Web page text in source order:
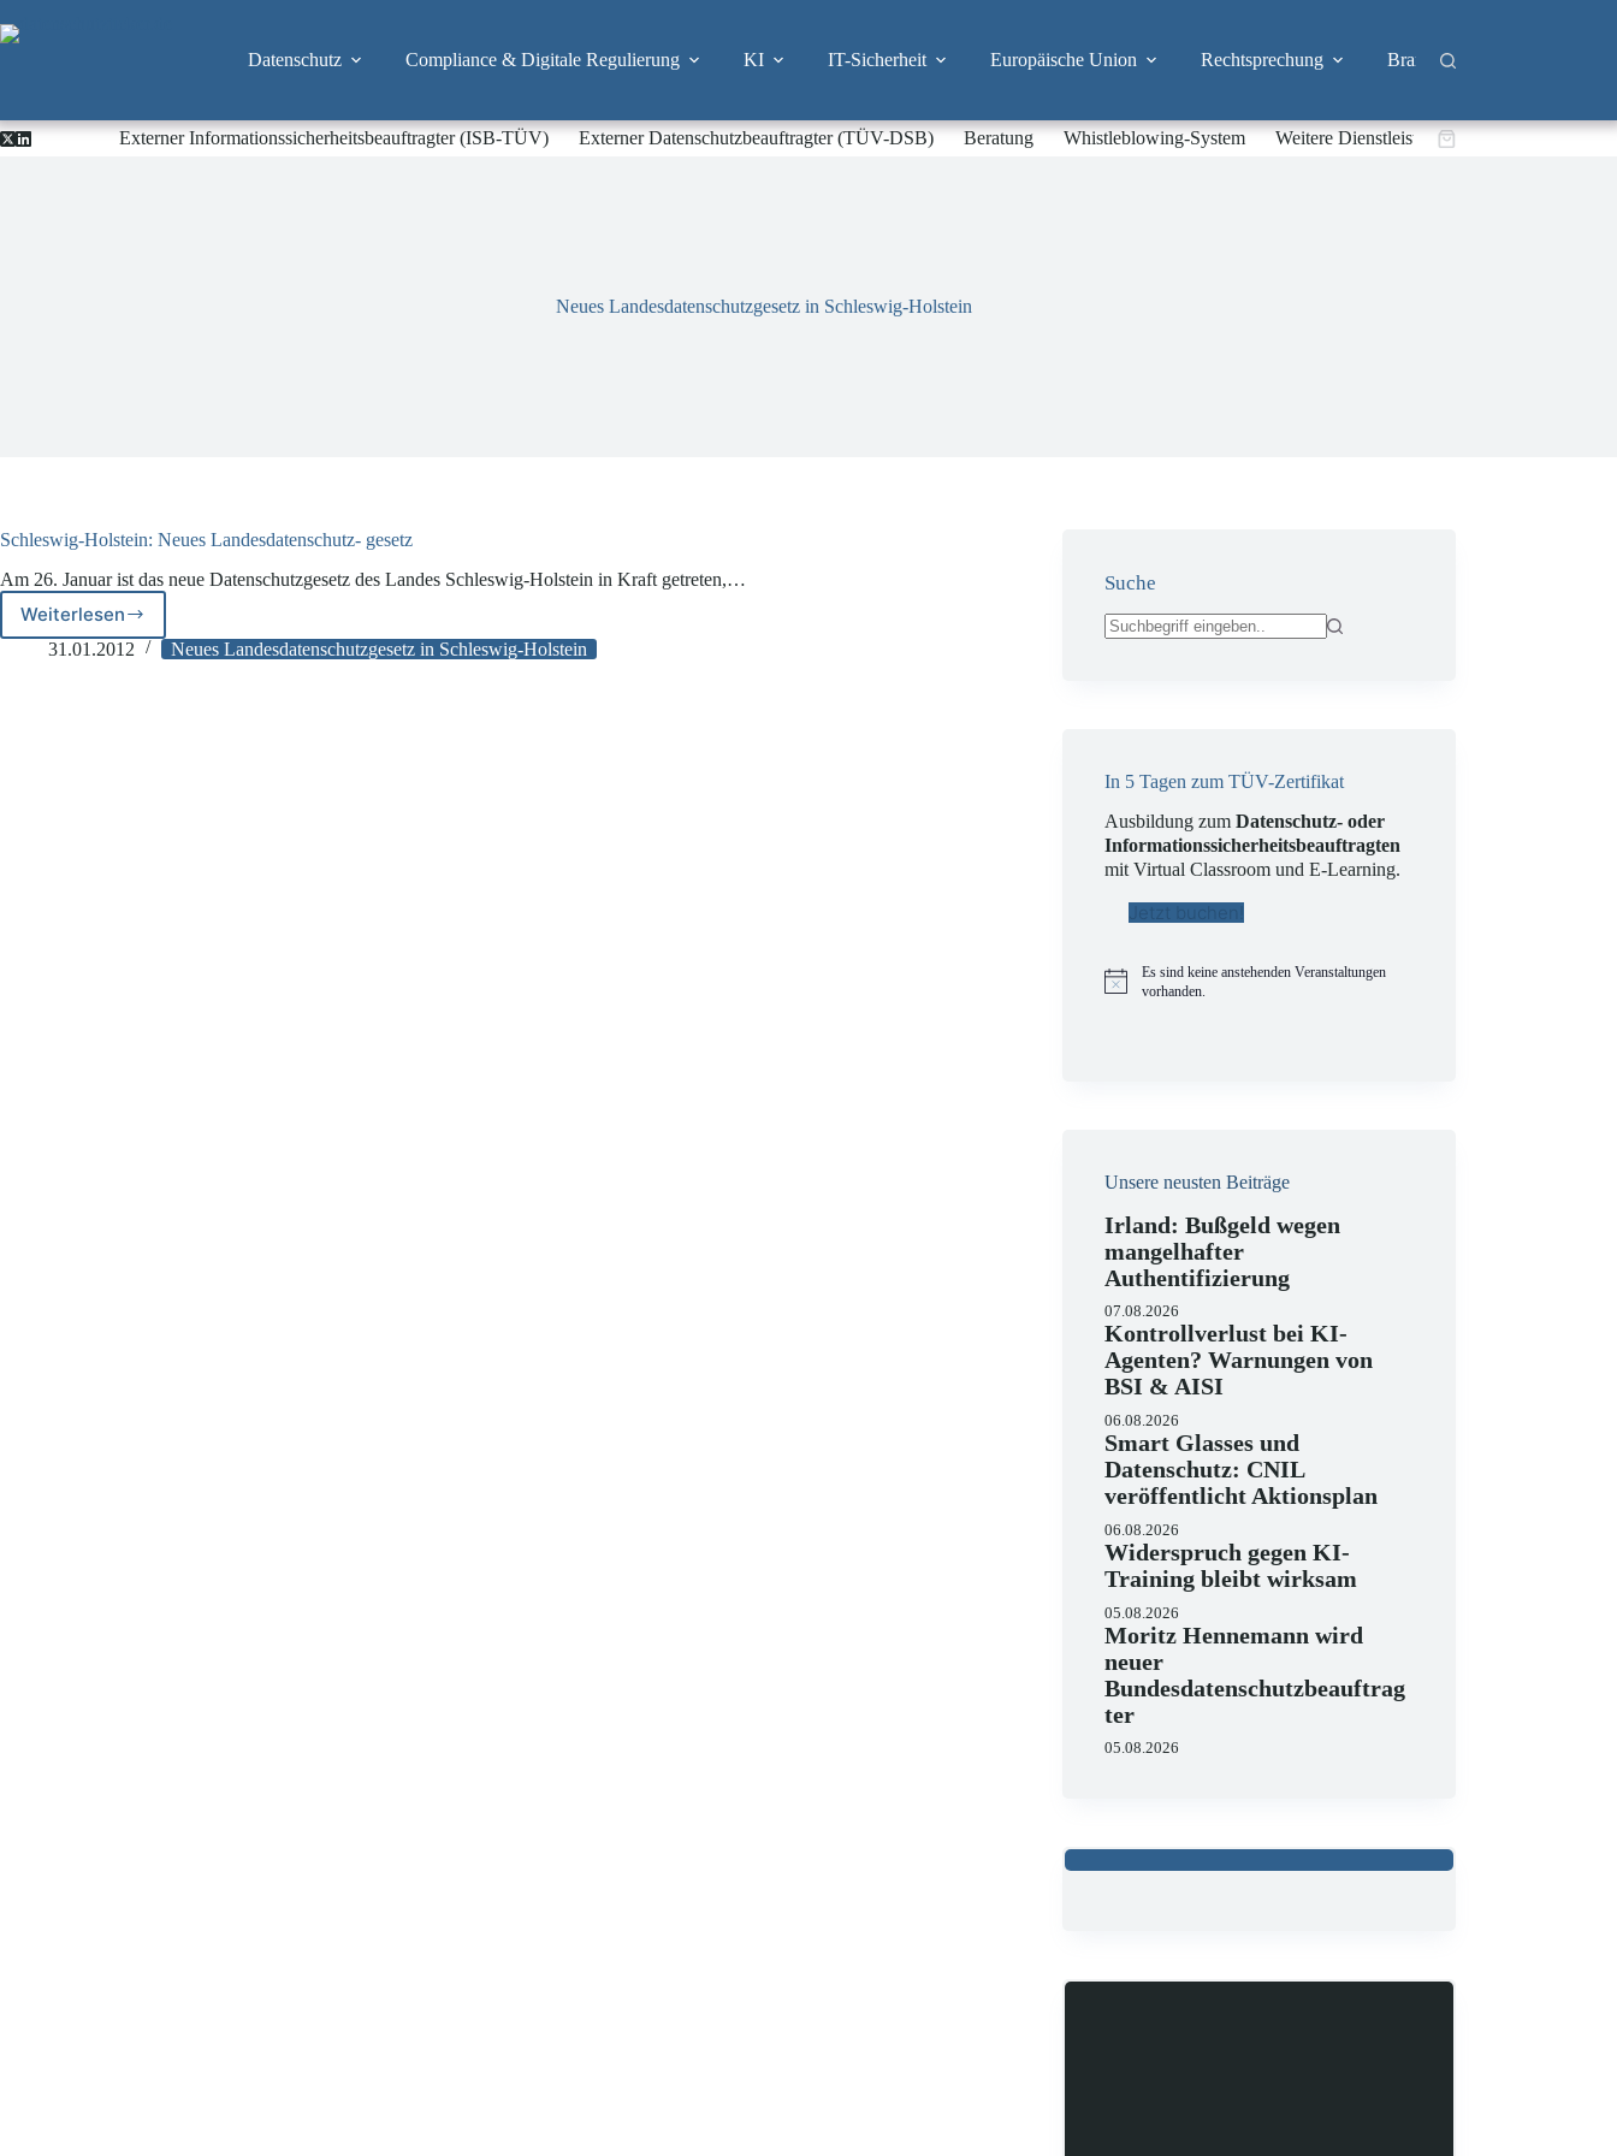
Inhalt
Datenschutz Compliance & Digitale Regulierung KI IT-Sicherheit Europäische Union Rechtsprechung Branchen
Externer Informationssicherheitsbeauftragter (ISB-TÜV) Externer Datenschutzbeauftragter (TÜV-DSB) Beratung Whistleblowing-System Weitere DienstleistungenWarenkorb
Neues Landesdatenschutzgesetz in Schleswig-Holstein
Schleswig-Holstein: Neues Landesdatenschutz- gesetz
Am 26. Januar ist das neue Datenschutzgesetz des Landes Schleswig-Holstein in Kraft getreten,…
WeiterlesenSchleswig-
Holstein:
31.01.2012 Neues Landesdatenschutzgesetz in Schleswig-Holstein
Suche
In 5 Tagen zum TÜV-Zertifikat
Ausbildung zumDatenschutz- oder
Informationssicherheitsbeauftragten
mit Virtual Classroom und E-Learning.
Jetzt buchen!
H
Es sind keine anstehenden Veranstaltungen
vorhanden.
Unsere neusten Beiträge
Irland: Bußgeld wegen
mangelhafter
Authentifizierung
07.08.2026
Kontrollverlust bei KI-
Agenten? Warnungen von
BSI & AISI
06.08.2026
Smart Glasses und
Datenschutz: CNIL
veröffentlicht Aktionsplan
06.08.2026
Widerspruch gegen KI-
Training bleibt wirksam
05.08.2026
Moritz Hennemann wird
neuer
Bundesdatenschutzbeauftrag
ter
05.08.2026